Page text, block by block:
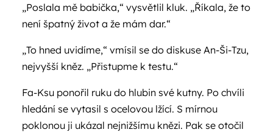
„Poslala mě babička,“ vysvětlil kluk. „Říkala, že to
není špatný život a že mám dar.“
„To hned uvidíme,“ vmísil se do diskuse An-Ši-Tzu,
nejvyšší kněz. „Přistupme k testu.“
Fa-Ksu ponořil ruku do hlubin své kutny. Po chvíli
hledání se vytasil s ocelovou lžící. S mírnou
poklonou ji ukázal nejnižšímu knězi. Pak se otočil